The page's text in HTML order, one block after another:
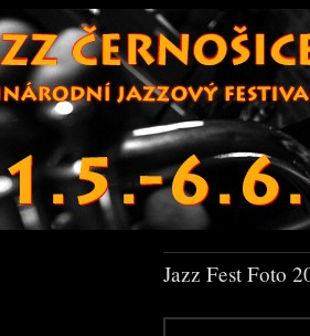
Jazz Fest Foto